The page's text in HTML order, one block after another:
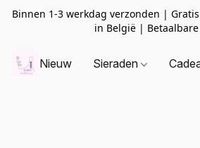
Binnen 1-3 werkdag verzonden |
in België |
Nieuw Sieraden